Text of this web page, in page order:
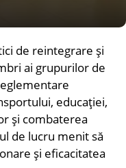
de reintegrare și
ai grupurilor de
educației,
și combaterea
de lucru menit să
și eficacitatea